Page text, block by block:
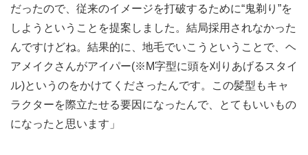
だったので、従来のイメージを打破するために“鬼剃り”を
しようということを提案しました。結局採用されなかった
んですけどね。結果的に、地毛でいこうということで、ヘ
アメイクさんがアイパー(※M字型に頭を刈りあげるスタイ
ル)というのをかけてくださったんです。この髪型もキャ
ラクターを際立たせる要因になったんで、とてもいいもの
になったと思います」